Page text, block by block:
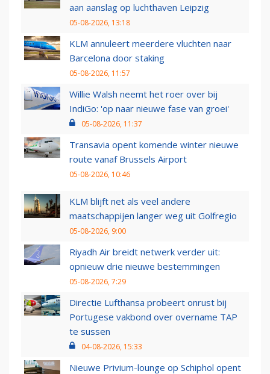
aan aanslag op luchthaven Leipzig
05-08-2026, 13:18
KLM annuleert meerdere vluchten naar
Barcelona door staking
05-08-2026, 11:57
Willie Walsh neemt het roer over bij
IndiGo: 'op naar nieuwe fase van groei'
05-08-2026, 11:37
Transavia opent komende winter nieuwe
route vanaf Brussels Airport
05-08-2026, 10:46
KLM blijft net als veel andere
maatschappijen langer weg uit Golfregio
05-08-2026, 9:00
Riyadh Air breidt netwerk verder uit:
opnieuw drie nieuwe bestemmingen
05-08-2026, 7:29
Directie Lufthansa probeert onrust bij
Portugese vakbond over overname TAP
te sussen
04-08-2026, 15:33
Nieuwe Privium-lounge op Schiphol opent